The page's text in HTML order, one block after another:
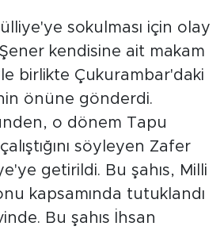
sokulması için olay
kendisine ait makam
birlikte Çukurambar'daki
önüne gönderdi.
o dönem Tapu
söyleyen Zafer
getirildi. Bu şahıs, Milli
kapsamında tutuklandı
Bu şahıs İhsan